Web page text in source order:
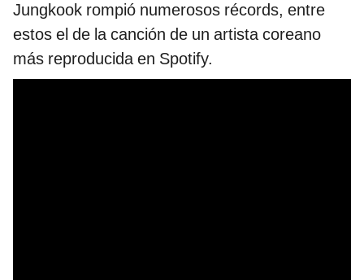
Jungkook rompió numerosos récords, entre
estos el de la canción de un artista coreano
más reproducida en Spotify.